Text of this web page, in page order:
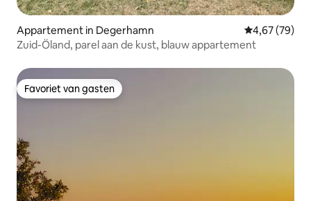
Appartement in Degerhamn Gemiddelde
4,67 (79)
Zuid-Öland, parel aan de kust, blauw appartement
Favoriet van gasten
Favoriet van gasten